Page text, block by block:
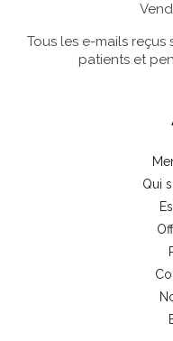
Tous les e-mails
patients et
Qui